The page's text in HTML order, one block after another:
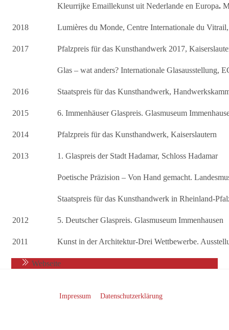
Kleurrijke Emaillekunst uit Nederlande en Europa.
2018 Lumières du Monde, Centre Internationale du
2017 Pfalzpreis für das Kunsthandwerk 2017,
Glas – wat anders? Internationale Glasausstellung,
2016 Staatspreis für das Kunsthandwerk,
2015 6. Immenhäuser Glaspreis. Glasmuseum
2014 Pfalzpreis für das Kunsthandwerk, Kaiserslautern
2013 1. Glaspreis der Stadt Hadamar, Schloss Hadamar
Poetische Präzision – Von Hand gemacht.
Staatspreis für das Kunsthandwerk in Rheinland-
2012 5. Deutscher Glaspreis. Glasmuseum Immenhausen
2011 Kunst in der Architektur-Drei Wettbewerbe.
Webseite
Impressum Datenschutzerklärung